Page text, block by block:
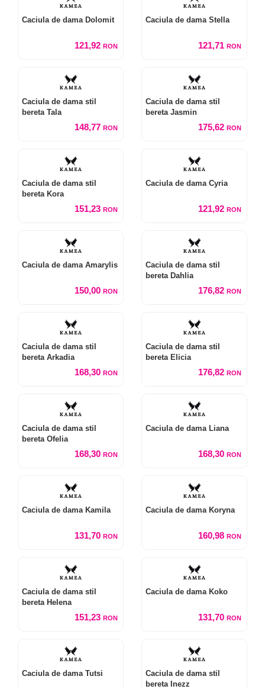
Caciula de dama Dolomit
121,92 RON
Caciula de dama Stella
121,71 RON
Caciula de dama stil
bereta Tala
148,77 RON
Caciula de dama stil
bereta Jasmin
175,62 RON
Caciula de dama stil
bereta Kora
151,23 RON
Caciula de dama Cyria
121,92 RON
Caciula de dama Amarylis
150,00 RON
Caciula de dama stil
bereta Dahlia
176,82 RON
Caciula de dama stil
bereta Arkadia
168,30 RON
Caciula de dama stil
bereta Elicia
176,82 RON
Caciula de dama stil
bereta Ofelia
168,30 RON
Caciula de dama Liana
168,30 RON
Caciula de dama Kamila
131,70 RON
Caciula de dama Koryna
160,98 RON
Caciula de dama stil
bereta Helena
151,23 RON
Caciula de dama Koko
131,70 RON
Caciula de dama Tutsi
Caciula de dama stil
bereta Inezz